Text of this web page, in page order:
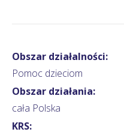
Obszar działalności:
Pomoc dzieciom
Obszar działania:
cała Polska
KRS: